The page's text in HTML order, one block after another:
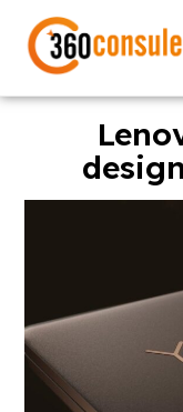
GDPR
Sviluppo software